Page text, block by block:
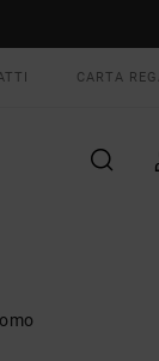
CARTA